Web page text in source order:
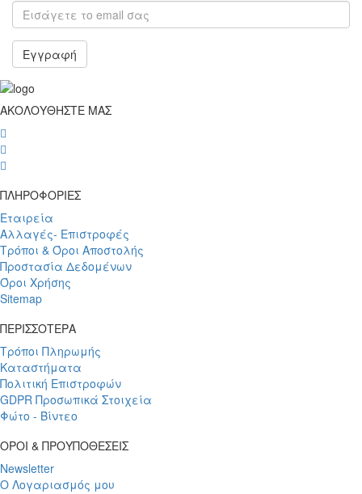
Εγγραφή
ΑΚΟΛΟΥΘΗΣΤΕ ΜΑΣ
wish
wish
wish
ΠΛΗΡΟΦΟΡΙΕΣ
Εταιρεία
Αλλαγές- Επιστροφές
Τρόποι & Όροι Αποστολής
Προστασία Δεδομένων
Όροι Χρήσης
Sitemap
ΠΕΡΙΣΣΟΤΕΡΑ
Τρόποι Πληρωμής
Καταστήματα
Πολιτική Επιστροφών
GDPR Προσωπικά Στοιχεία
Φώτο - Βίντεο
ΟΡΟΙ & ΠΡΟΥΠΟΘΕΣΕΙΣ
Newsletter
Ο Λογαριασμός μου